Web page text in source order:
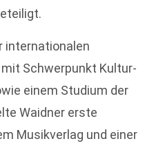
internationalen
Schwerpunkt Kultur-
einem Studium der
Waidner erste
Musikverlag und einer